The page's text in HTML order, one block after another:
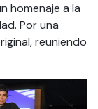
homenaje a la
Por una
reuniendo